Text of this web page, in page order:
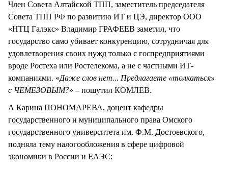
Член Совета Алтайской ТПП, заместитель председателя
Совета ТПП РФ по развитию ИТ и ЦЭ, директор ООО
«НТЦ Галэкс» Владимир ГРАФЕЕВ заметил, что
государство само убивает конкуренцию, сотрудничая для
удовлетворения своих нужд только с госпредприятиями
вроде Ростеха или Ростелекома, а не с частными ИТ-
компаниями. «Даже слов нет... Предлагаете «толкаться»
с ЧЕМЕЗОВЫМ?» – пошутил КОМЛЕВ.
А Карина ПОНОМАРЕВА, доцент кафедры
государственного и муниципального права Омского
государственного университета им. Ф.М. Достоевского,
подняла тему налогообложения в сфере цифровой
экономики в России и ЕАЭС: